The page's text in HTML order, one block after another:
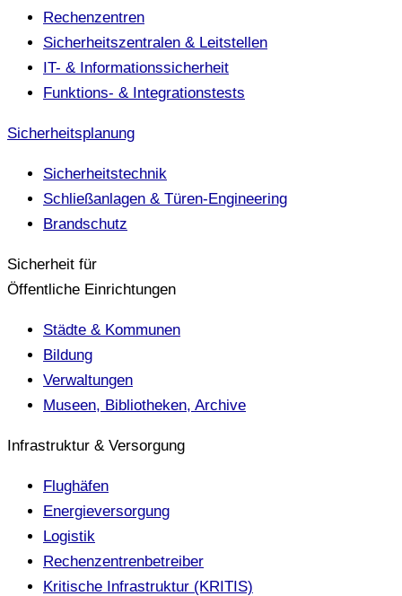
Rechenzentren
Sicherheitszentralen & Leitstellen
IT- & Informationssicherheit
Funktions- & Integrationstests
Sicherheitsplanung
Sicherheitstechnik
Schließanlagen & Türen-Engineering
Brandschutz
Sicherheit für
Öffentliche Einrichtungen
Städte & Kommunen
Bildung
Verwaltungen
Museen, Bibliotheken, Archive
Infrastruktur & Versorgung
Flughäfen
Energieversorgung
Logistik
Rechenzentrenbetreiber
Kritische Infrastruktur (KRITIS)